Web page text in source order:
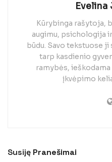
Kūrybinga rašytoja,
augimu, psichologija
būdu. Savo tekstuose ji
tarp kasdienio
ramybės,
įkvėpimo
Susiję Pranešimai